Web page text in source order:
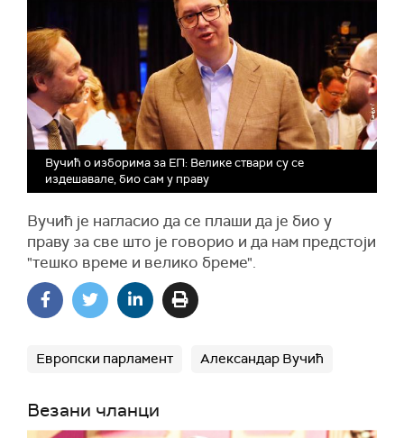
Вучић о изборима за ЕП: Велике ствари су се
издешавале, био сам у праву
Вучић је нагласио да се плаши да је био у
праву за све што је говорио и да нам предстоји
"тешко време и велико бреме".
Европски парламент Александар Вучић
Везани чланци